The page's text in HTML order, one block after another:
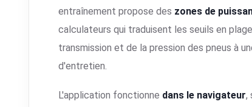
entraînement propose des zones de
calculateurs qui traduisent les seuils en
transmission et de la pression des pneus à
d'entretien.
L'application fonctionne dans le navigateur,